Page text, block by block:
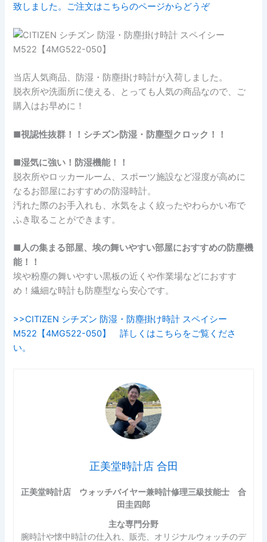
致しました。ご注文はこちらのページからどうぞ
当店人気商品、防湿・防塵掛け時計が入荷しました。
脱衣所や洗面所に使える、とっても人気の商品なので、ご
購入はお早めに！
■視認性抜群！！シチズン防湿・防塵型クロック！！
■湿気に強い！防湿機能！！
脱衣所やロッカールーム、スポーツ施設など湿度が高めに
なるお部屋におすすめの防湿時計。
汚れた際のお手入れも、水気をよく絞ったやわらかい布で
ふき取ることができます。
■人の集まる部屋、埃の舞いやすい部屋におすすめの防塵機
能！！
埃や粉塵の舞いやすい黒板の近くや作業場などにおすす
め！繊細な時計も防塵型なら安心です。
>>CITIZEN シチズン 防湿・防塵掛け時計 スペイシー
M522【4MG522-050】 詳しくはこちらをご覧くださ
い。
正美堂時計店 合田
正美堂時計店 ウォッチバイヤー兼時計修理三級技能士 合
田圭四郎
主な専門分野
腕時計や懐中時計の仕入れ、販売、オリジナルウォッチのデ